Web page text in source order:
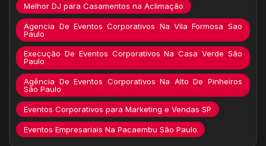
Melhor DJ para Casamentos na Aclimação
Agencia De Eventos Corporativos Na Vila Formosa Sao
Paulo
Execução De Eventos Corporativos Na Casa Verde São
Paulo
Agência De Eventos Corporativos Na Alto De Pinheiros
São Paulo
Eventos Corporativos para Marketing e Vendas SP
Eventos Empresariais Na Pacaembu São Paulo